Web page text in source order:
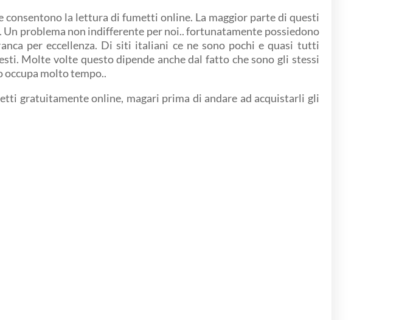
la lettura di fumetti online. La maggior parte di questi
problema non indifferente per noi.. fortunatamente possiedono
per eccellenza. Di siti italiani ce ne sono pochi e quasi tutti
Molte volte questo dipende anche dal fatto che sono gli stessi
occupa molto tempo..
gratuitamente online, magari prima di andare ad acquistarli gli